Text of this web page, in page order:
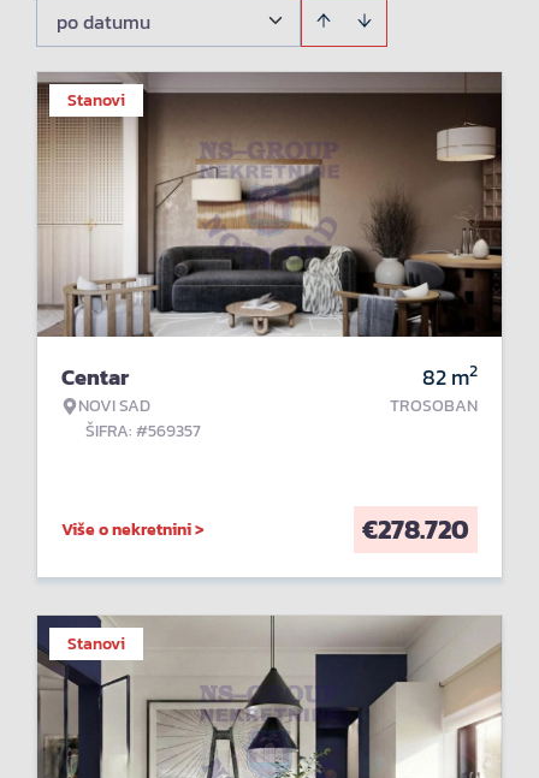
po datumu
Stanovi
Centar
NOVI SAD
ŠIFRA: #569357
82m2
TROSOBAN
Više o nekretnini > €278.720
Stanovi